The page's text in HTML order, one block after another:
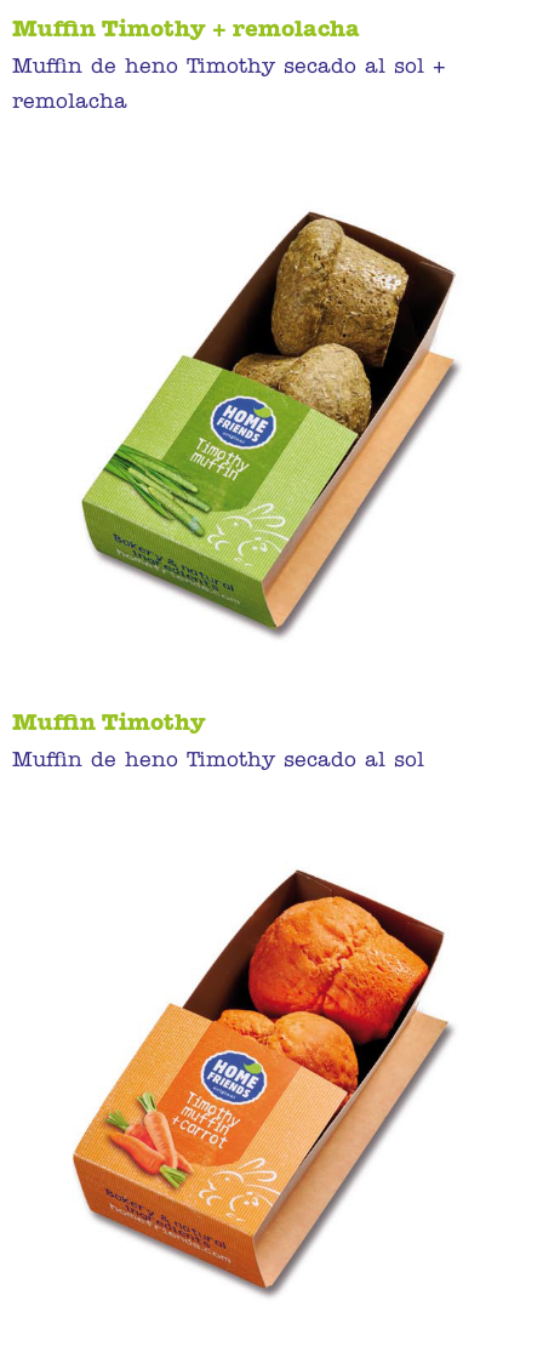
Muffin Timothy + remolacha
Muffin de heno Timothy secado al sol +
remolacha
Muffin Timothy
Muffin de heno Timothy secado al sol